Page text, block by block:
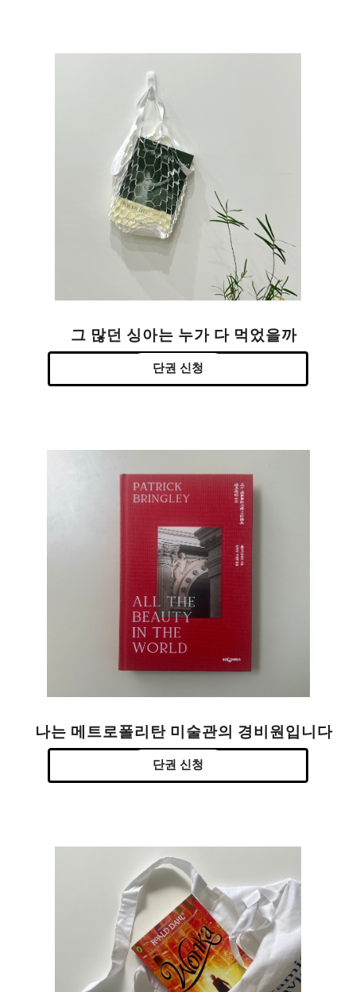
그 많던 싱아는 누가 다 먹었을까
단권 신청
나는 메트로폴리탄 미술관의 경비원입니다
단권 신청